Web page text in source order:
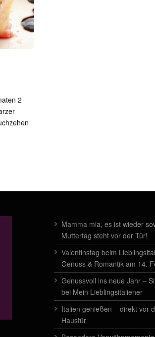
2
Mamma mia, es ist wieder
Muttertag steht vor der Tür!
Valentinstag beim
Genuss & Romantik am 14.
Genussvoll ins neue Jahr –
bei Mein Lieblingsitaliener
Italien genießen – direkt vor
Haustür